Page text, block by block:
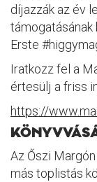
díjazzák az év
Erste
Iratkozz fel a
értesülj a friss
https://
Az Őszi
más toplistás